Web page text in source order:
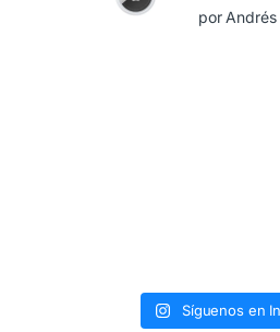
Valorado en
de 5
por Andrés
Síguenos en